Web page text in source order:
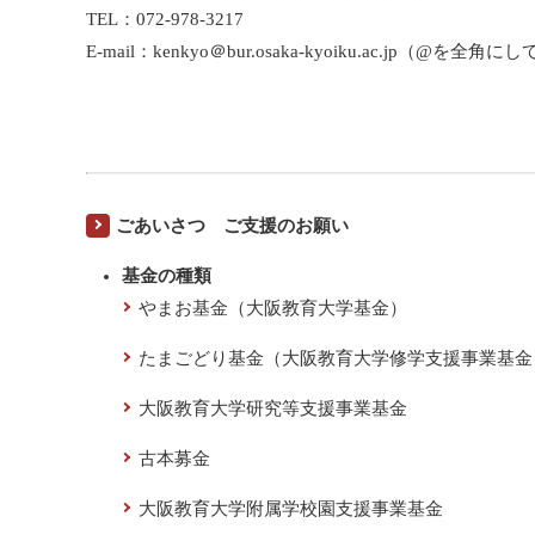
TEL：072-978-3217
E-mail：kenkyo＠bur.osaka-kyoiku.ac.jp（@を全角にし
ごあいさつ ご支援のお願い
基金の種類
やまお基金（大阪教育大学基金）
たまごどり基金（大阪教育大学修学支援事業基金
大阪教育大学研究等支援事業基金
古本募金
大阪教育大学附属学校園支援事業基金